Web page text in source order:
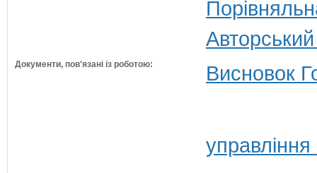
Документи, пов'язані із роботою: Висновок